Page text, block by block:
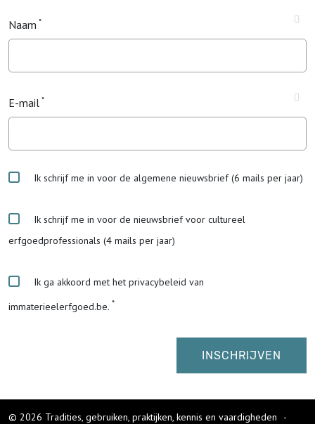
Naam
E-mail
Ik schrijf me in voor de algemene nieuwsbrief (6 mails per jaar)
Ik schrijf me in voor de nieuwsbrief voor cultureel
erfgoedprofessionals (4 mails per jaar)
Ik ga akkoord met het privacybeleid van
immaterieelerfgoed.be.
© 2026 Tradities, gebruiken, praktijken, kennis en vaardigheden
-